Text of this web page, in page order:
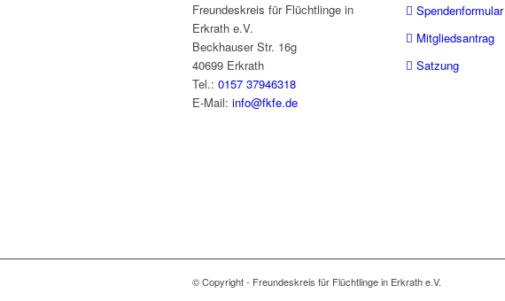
Freundeskreis für Flüchtlinge in
Erkrath e.V.
Beckhauser Str. 16g
40699 Erkrath
Tel.: 0157 37946318
E-Mail: info@fkfe.de
Spendenformular
Mitgliedsantrag
Satzung
© Copyright - Freundeskreis für Flüchtlinge in Erkrath e.V.